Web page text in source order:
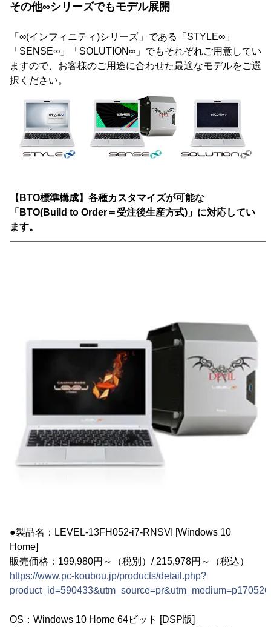
その他∞シリーズでもモデル展開
「∞(インフィニティ)シリーズ」である「STYLE∞」
「SENSE∞」「SOLUTION∞」でもそれぞれご用意してい
ますので、お客様のご用途に合わせた最適なモデルをご選
択ください。
【BTO標準構成】各種カスタマイズが可能な
「BTO(Build to Order＝受注後生産方式)」に対応してい
ます。
●製品名：LEVEL-13FH052-i7-RNSVI [Windows 10
Home]
販売価格：199,980円～（税別）/ 215,978円～（税込）
https://www.pc-koubou.jp/products/detail.php?
OS：Windows 10 Home 64ビット [DSP版]